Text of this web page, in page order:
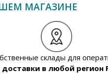
МАГАЗИНЕ
склады для
доставки в любой регион